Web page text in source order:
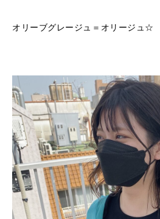
オリーブグレージュ＝オリージュ☆